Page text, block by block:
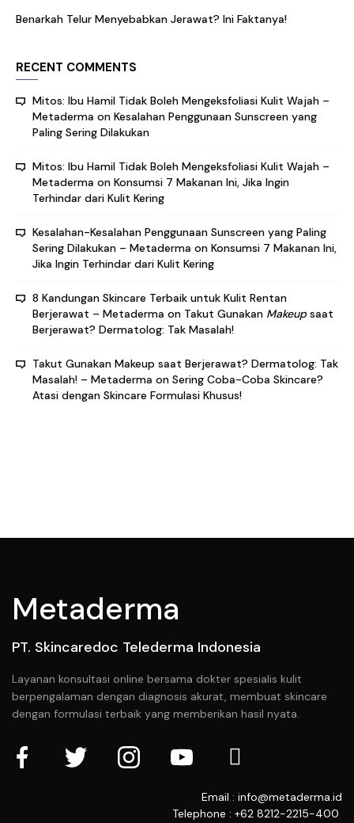
Benarkah Telur Menyebabkan Jerawat? Ini Faktanya!
RECENT COMMENTS
Mitos: Ibu Hamil Tidak Boleh Mengeksfoliasi Kulit Wajah –
Metaderma on Kesalahan Penggunaan Sunscreen yang
Paling Sering Dilakukan
Mitos: Ibu Hamil Tidak Boleh Mengeksfoliasi Kulit Wajah –
Metaderma on Konsumsi 7 Makanan Ini, Jika Ingin
Terhindar dari Kulit Kering
Kesalahan-Kesalahan Penggunaan Sunscreen yang Paling
Sering Dilakukan – Metaderma on Konsumsi 7 Makanan Ini,
Jika Ingin Terhindar dari Kulit Kering
8 Kandungan Skincare Terbaik untuk Kulit Rentan
Berjerawat – Metaderma on Takut Gunakan Makeupsaat
Berjerawat? Dermatolog: Tak Masalah!
Takut Gunakan Makeup saat Berjerawat? Dermatolog: Tak
Masalah! – Metaderma on Sering Coba-Coba Skincare?
Atasi dengan Skincare Formulasi Khusus!
Metaderma
PT. Skincaredoc Telederma Indonesia
Layanan konsultasi online bersama dokter spesialis kulit
berpengalaman dengan diagnosis akurat, membuat skincare
dengan formulasi terbaik yang memberikan hasil nyata.
Email : info@metaderma.id
Telephone : +62 8212-2215-400